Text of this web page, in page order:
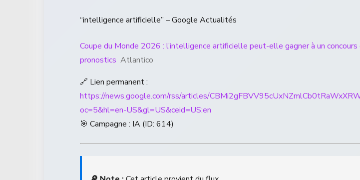
“intelligence artificielle” – Google Actualités
Coupe du Monde 2026 : l’intelligence artificielle peut-elle gagner à un concours
pronostics Atlantico
🔗 Lien permanent :
https://news.google.com/rss/articles/
oc=5&hl=en-US&gl=US&ceid=US:en
🎯 Campagne : IA (ID: 614)